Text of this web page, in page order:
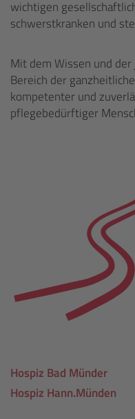
wichtigen
schwerstkranken und
Mit dem Wissen und
Bereich der
kompetenter und
pflegebedürftiger
Hospiz Bad Münder
Hospiz Hann.Münden